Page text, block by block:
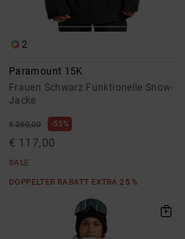
2
Paramount 15K
Frauen Schwarz Funktionelle Snow-
Jacke
€ 260,00 55%
€ 117,00
SALE
DOPPELTER RABATT EXTRA 25 %